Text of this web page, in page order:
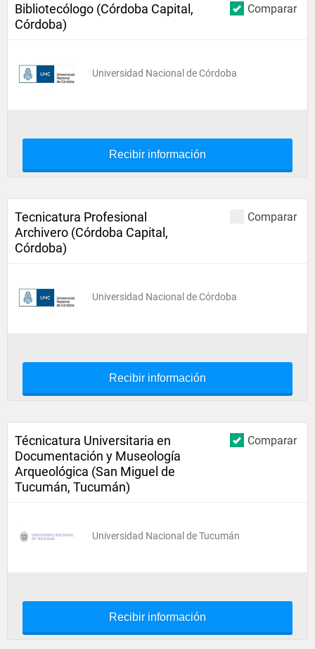
Comparar
Bibliotecólogo (Córdoba Capital,
Córdoba)
Universidad Nacional de Córdoba
Recibir información
Comparar
Tecnicatura Profesional
Archivero (Córdoba Capital,
Córdoba)
Universidad Nacional de Córdoba
Recibir información
Comparar
Técnicatura Universitaria en
Documentación y Museología
Arqueológica (San Miguel de
Tucumán, Tucumán)
Universidad Nacional de Tucumán
Recibir información